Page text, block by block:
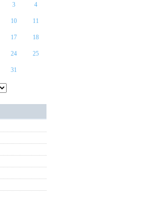
3 4
10 11
17 18
24 25
31